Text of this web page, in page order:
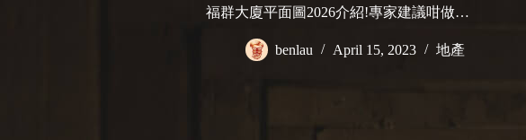
福群大廈平面圖2026介紹!專家建議咁做…
benlau April 15, 2023 地產